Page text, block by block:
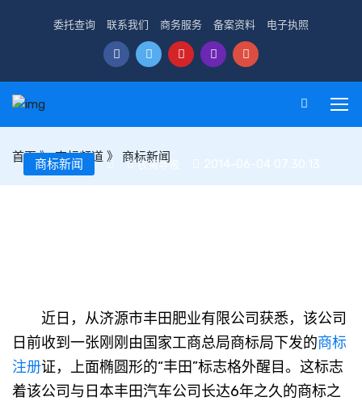
委托查询 联系我们 商务服务 备案资料 电子执照
首页》商标频道 》 商标新闻
商标新闻 农资导报 2014-06-04 07:30:13
近日，从济源市丰田肥业有限公司获悉，该公司
日前收到一张刚刚由国家工商总局商标局下发的商标
注册证，上面椭圆形的“丰田”标志格外醒目。这标志
着该公司与日本丰田汽车公司长达6年之久的商标之